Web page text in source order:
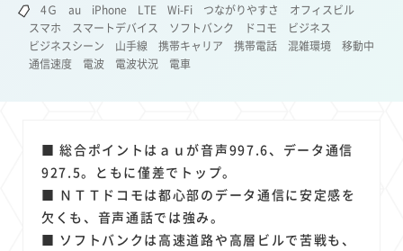
ニュースアプリ 8 クラウドストレージ 8 Amazon 7 山手線 7
電子マネー ワイモバイル 6 モバイルルーター 6 新幹線
生成AI 電子書籍 4 chatGPT
Anthropic 2 Perplexity 2 YouTube 2 iPad 2 リスク 2 X 2
Genspark 配車アプリ 2 フードデリバリー
Netflix 2 Microsoft 2 Canva AI 2 2 2
中東情勢 1 輸送費 1 Facebook 1 twitter 1 Instagram 1
4Ｇ au iPhone LTE Wi-Fi つながりやすさ
オフィスビル
スマホ
スマートデバイス ソフトバンク ドコモ
ビジネス
ビジネスシーン
山手線 携帯キャリア 携帯電話 混雑環境
移動中
通信速度
電波 電波状況 電車
■ 総合ポイントはａｕが音声997.6、データ通信
927.5。ともに僅差でトップ。
■ ＮＴＴドコモは都心部のデータ通信に安定感を
欠くも、音声通話では強み。
■ ソフトバンクは高速道路や高層ビルで苦戦も、